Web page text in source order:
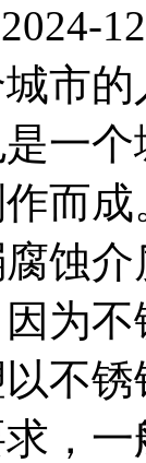
2024-
市
一
而
蚀
为
不
，一